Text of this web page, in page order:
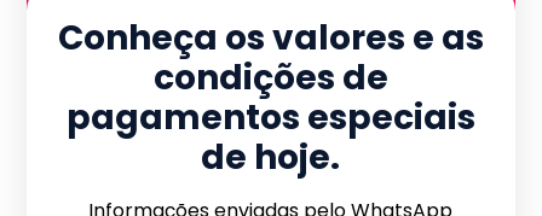
Conheça os valores e as
condições de
pagamentos especiais
de hoje.